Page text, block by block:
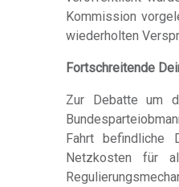
Kommission
wiederholten
Fortschreitende
Zur Debatte um
Fahrt befindliche
Netzkosten für